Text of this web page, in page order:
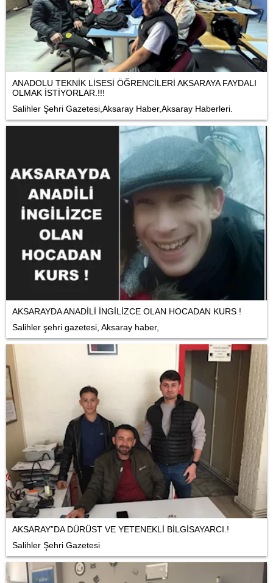
ANADOLU TEKNİK LİSESİ ÖĞRENCİLERİ AKSARAYA FAYDALI
OLMAK İSTİYORLAR.!!!
Salihler Şehri Gazetesi,Aksaray Haber,Aksaray Haberleri.
AKSARAYDA ANADİLİ İNGİLİZCE OLAN HOCADAN KURS !
Salihler şehri gazetesi, Aksaray haber,
AKSARAY”DA DÜRÜST VE YETENEKLİ BİLGİSAYARCI.!
Salihler Şehri Gazetesi